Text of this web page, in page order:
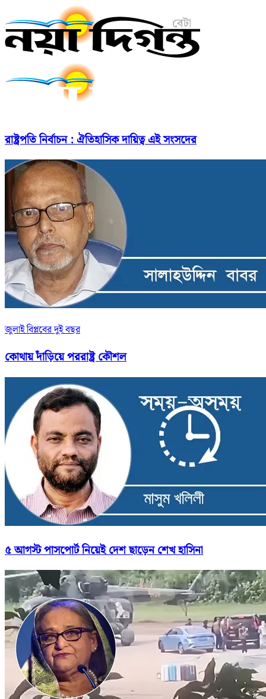
রাষ্ট্রপতি নির্বাচন : ঐতিহাসিক দায়িত্ব এই সংসদের
জুলাই বিপ্লবের দুই বছর
কোথায় দাঁড়িয়ে পররাষ্ট্র কৌশল
৫ আগস্ট পাসপোর্ট নিয়েই দেশ ছাড়েন শেখ হাসিনা